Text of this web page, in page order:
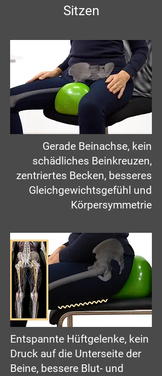
Sitzen
Gerade Beinachse, kein
schädliches Beinkreuzen,
zentriertes Becken, besseres
Gleichgewichtsgefühl und
Körpersymmetrie
Entspannte Hüftgelenke, kein
Druck auf die Unterseite der
Beine, bessere Blut- und